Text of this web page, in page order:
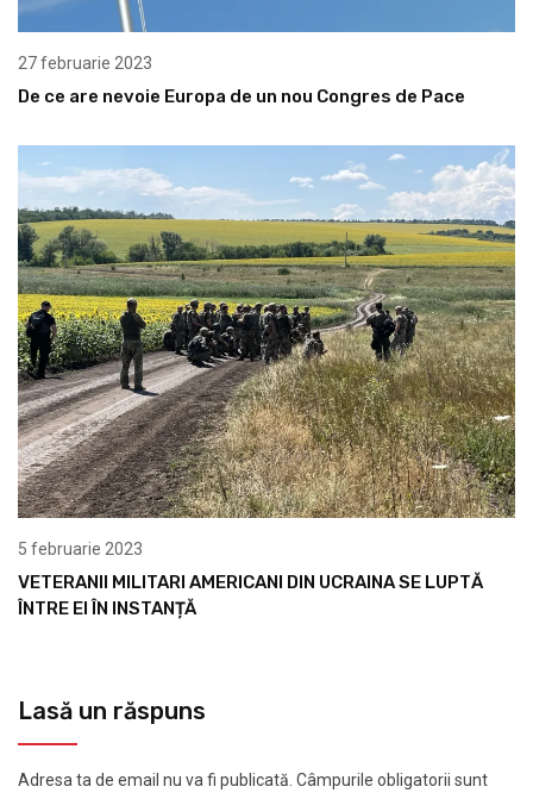
27 februarie 2023
De ce are nevoie Europa de un nou Congres de Pace
5 februarie 2023
VETERANII MILITARI AMERICANI DIN UCRAINA SE LUPTĂ
ÎNTRE EI ÎN INSTANȚĂ
Lasă un răspuns
Adresa ta de email nu va fi publicată. Câmpurile obligatorii sunt